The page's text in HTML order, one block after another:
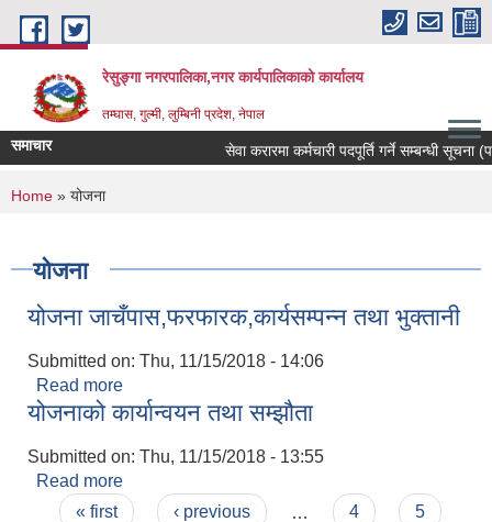
Skip to main content
रेसुङ्गा नगरपालिका,नगर कार्यपालिकाको कार्यालय
तम्घास, गुल्मी, लुम्बिनी प्रदेश, नेपाल
समाचार सेवा करारमा कर्मचारी पदपूर्ति गर्ने सम्बन्धी सूचना
You are here
Home » योजना
योजना
योजना जाचँपास,फरफारक,कार्यसम्पन्न तथा भुक्तानी
Submitted on: Thu, 11/15/2018 - 14:06
Read more
योजनाको कार्यान्वयन तथा सम्झौता
Submitted on: Thu, 11/15/2018 - 13:55
Read more
Pages
« first ‹ previous 4
5